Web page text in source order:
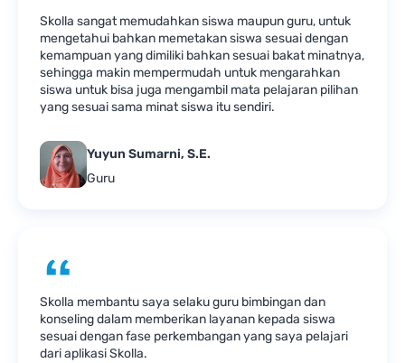
Skolla sangat memudahkan siswa maupun guru, untuk
mengetahui bahkan memetakan siswa sesuai dengan
kemampuan yang dimiliki bahkan sesuai bakat minatnya,
sehingga makin mempermudah untuk mengarahkan
siswa untuk bisa juga mengambil mata pelajaran pilihan
yang sesuai sama minat siswa itu sendiri.
Yuyun Sumarni, S.E.
Guru
Skolla membantu saya selaku guru bimbingan dan
konseling dalam memberikan layanan kepada siswa
sesuai dengan fase perkembangan yang saya pelajari
dari aplikasi Skolla.